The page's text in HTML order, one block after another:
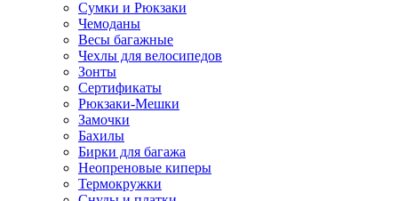
Сумки и Рюкзаки
Чемоданы
Весы багажные
Чехлы для велосипедов
Зонты
Сертификаты
Рюкзаки-Мешки
Замочки
Бахилы
Бирки для багажа
Неопреновые киперы
Термокружки